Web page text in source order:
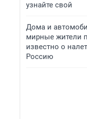
узнайте свой
Дома и
мирные жители
известно о
Россию